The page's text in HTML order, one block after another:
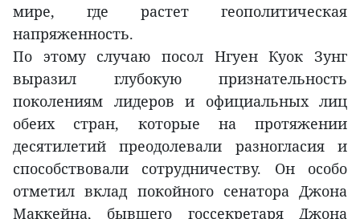
мире, где растет геополитическая
напряженность.
По этому случаю посол Нгуен Куок Зунг
выразил глубокую признательность
поколениям лидеров и официальных лиц
обеих стран, которые на протяжении
десятилетий преодолевали разногласия и
способствовали сотрудничеству. Он особо
отметил вклад покойного сенатора Джона
Маккейна, бывшего госсекретаря Джона